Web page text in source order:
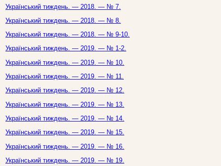
Український тиждень. — 2018. — № 7.
Український тиждень. — 2018. — № 8.
Український тиждень. — 2018. — № 9-10.
Український тиждень. — 2019. — № 1-2.
Український тиждень. — 2019. — № 10.
Український тиждень. — 2019. — № 11.
Український тиждень. — 2019. — № 12.
Український тиждень. — 2019. — № 13.
Український тиждень. — 2019. — № 14.
Український тиждень. — 2019. — № 15.
Український тиждень. — 2019. — № 16.
Український тиждень. — 2019. — № 19.